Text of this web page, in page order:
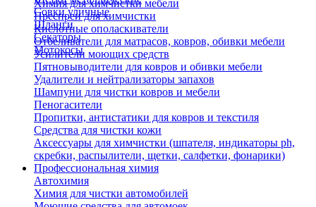
Совки уличные
Шланги
Секаторы
Мотокосы
Химия для химчистки мебели
Преспреи для химчистки
Кислотные ополаскиватели
Отбеливатели для матрасов, ковров, обивки мебели
Усилители моющих средств
Пятновыводители для ковров и обивки мебели
Удалители и нейтрализаторы запахов
Шампуни для чистки ковров и мебели
Пеногасители
Пропитки, антистатики для ковров и текстиля
Средства для чистки кожи
Аксессуары для химчистки (шпателя, индикаторы ph,
скребки, распылители, щетки, салфетки, фонарики)
Профессиональная химия
Автохимия
Химия для чистки автомобилей